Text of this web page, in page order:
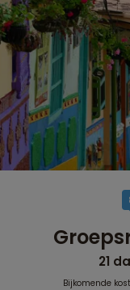
21
Bijkomende